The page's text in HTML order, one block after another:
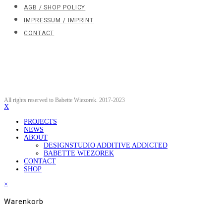
AGB / SHOP POLICY
IMPRESSUM / IMPRINT
CONTACT
All rights reserved to Babette Wiezorek. 2017-2023
X
PROJECTS
NEWS
ABOUT
DESIGNSTUDIO ADDITIVE ADDICTED
BABETTE WIEZOREK
CONTACT
SHOP
×
Warenkorb